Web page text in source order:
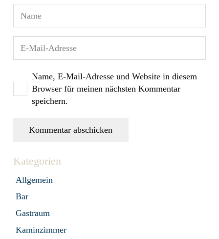
Name, E-Mail-Adresse und Website in diesem
Browser für meinen nächsten Kommentar
speichern.
Kommentar abschicken
Kategorien
Allgemein
Bar
Gastraum
Kaminzimmer